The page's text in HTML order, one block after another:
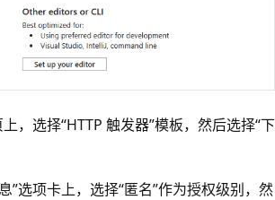
，选择“HTTP 触发器”模板，然后选择“下
”选项卡上，选择“匿名”作为授权级别，然